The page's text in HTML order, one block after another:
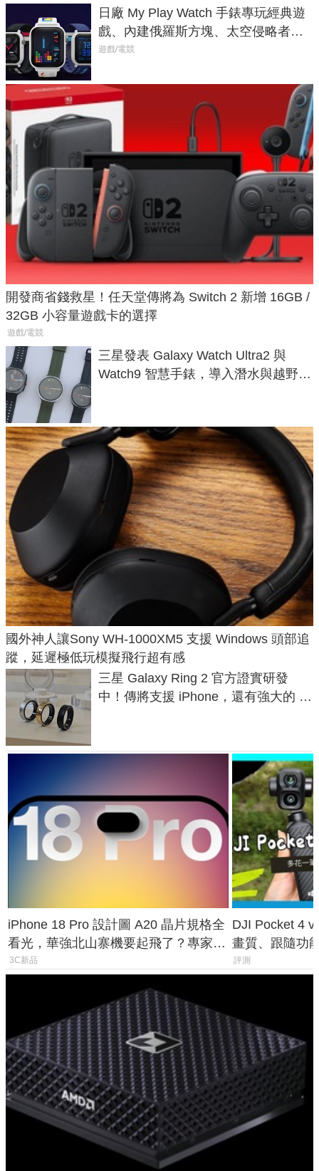
日廠 My Play Watch 手錶專玩經典遊
戲、內建俄羅斯方塊、太空侵略者，
不過竟然不能連手機？
遊戲/電競
開發商省錢救星！任天堂傳將為 Switch 2 新增 16GB /
32GB 小容量遊戲卡的選擇
遊戲/電競
三星發表 Galaxy Watch Ultra2 與
Watch9 智慧手錶，導入潛水與越野跑
國外神人讓Sony WH-1000XM5 支援 Windows 頭部追
蹤，延遲極低玩模擬飛行超有感
三星 Galaxy Ring 2 官方證實研發
中！傳將支援 iPhone，還有強大的 AI
iPhone 18 Pro 設計圖 A20 晶片規格全
看光，華強北山寨機要起飛了？專家曝
山寨機無法復刻兩大關鍵
3C新品
DJI Pocket 4
畫質、跟隨功
一次看懂兩台
評測